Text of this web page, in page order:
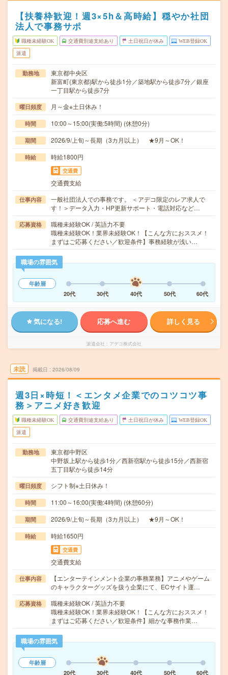
【扶養枠歓迎！週3×5h＆高時給】穏やか社団
法人で事務サポ
職種未経験OK 交通費別途支給あり 土日祝日が休み WEB登録OK
派遣
勤務地
東京都中央区
新富町(東京都)駅から徒歩1分／築地駅から徒歩7分／銀座
一丁目駅から徒歩7分
曜日頻度 月～金※土日休み！
時間 10:00～15:00(実働:5時間) (休憩0分)
期間 2026/9/上旬～長期（3カ月以上） ★9月～OK！
時給 時給1800円
交通費
交通費支給
仕事内容
一般社団法人での事務です。 ＜アデコ限定のレア求人で
す！＞データ入力・HP更新サポート・電話対応など…
応募資格
職種未経験OK / 英語力不要
職種未経験OK！業界未経験OK！【こんな方におススメ！
まずはご応募ください／歓迎条件】事務経験が浅い…
職場の雰囲気
年齢層
20代
30代 40代 50代 60代
気になる! 応募へ進む 詳しく見る
派遣会社 アデコ株式会社
未読 掲載日 2026/08/09
週3日×時短！＜エンタメ企業でのコツコツ事
務＞アニメ好き歓迎
職種未経験OK 交通費別途支給あり 土日祝日が休み WEB登録OK
派遣
勤務地
東京都中野区
中野坂上駅から徒歩1分／西新宿駅から徒歩15分／西新宿
五丁目駅から徒歩14分
曜日頻度 シフト制※土日休み！
時間 11:00～16:00(実働:4時間) (休憩60分)
期間 2026/9/上旬～長期（3カ月以上） ★9月～OK！
時給 時給1650円
交通費
交通費支給
仕事内容
【エンターテインメント企業の事務業務】アニメやゲーム
のキャラクターグッズを扱う企業にて、ECサイト運…
応募資格
職種未経験OK / 英語力不要
職種未経験OK！業界未経験OK！【こんな方におススメ！
まずはご応募ください／歓迎条件】細かな事務作業…
職場の雰囲気
年齢層
20代
30代 40代 50代 60代